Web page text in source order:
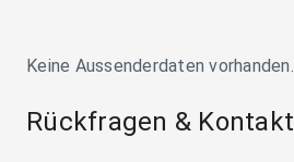
Keine Aussenderdaten vorhanden.
Rückfragen & Kontakt